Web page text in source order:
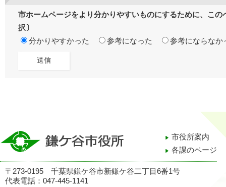
市ホームページをより分かりやすいものにするために、こ
択〕
分かりやすかった
参考になった 参考にならなか
市役所案内
各課のページ
〒273-0195 千葉県鎌ケ谷市新鎌ケ谷二丁目6番1号
代表電話：047-445-1141